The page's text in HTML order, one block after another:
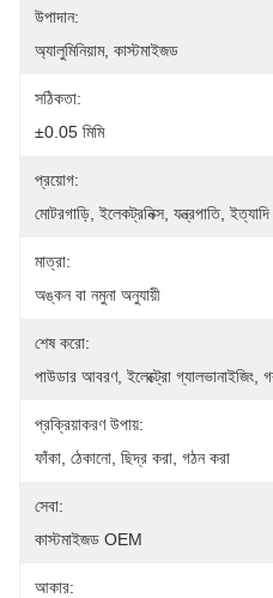
উপাদান:
অ্যালুমিনিয়াম, কাস্টমাইজড
সঠিকতা:
±0.05 মিমি
প্রয়োগ:
মোটরগাড়ি, ইলেকট্রনিক্স, যন্ত্রপাতি, ইত্যাদি
মাত্রা:
অঙ্কন বা নমুনা অনুযায়ী
শেষ করো:
পাউডার আবরণ, ইলেক্ট্রো গ্যালভানাইজিং,
প্রক্রিয়াকরণ উপায়:
ফাঁকা, ঠেকানো, ছিদ্র করা, গঠন করা
সেবা:
কাস্টমাইজড OEM
আকার: